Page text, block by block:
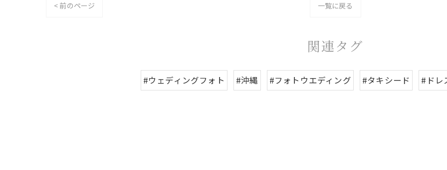
< 前のページ 一覧に戻る
関連タグ
#ウェディングフォト #沖縄 #フォトウエディング #タキシード #ドレ